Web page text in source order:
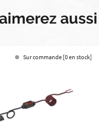
aussi
Sur commande [0 en stock]